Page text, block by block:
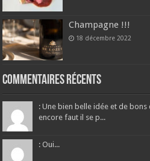
Champagne !!!
18 décembre 2022
Commentaires récents
: Une bien belle idée et de
encore faut il se p...
: Oui...